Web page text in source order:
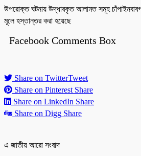
উপরোক্ত ঘটনায় উদ্ধারকৃত আলামত সমূহ
মূলে হস্তান্তর করা হয়েছে
Facebook Comments Box
Share on TwitterTweet
Share on Pinterest Share
Share on LinkedIn Share
Share on Digg Share
এ জাতীয় আরো সংবাদ